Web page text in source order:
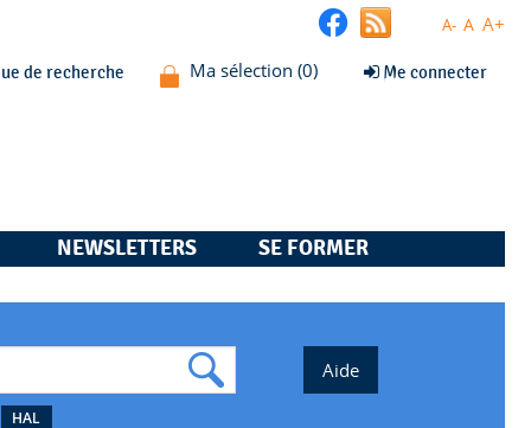
A- A A+
de recherche Me connecter
NEWSLETTERS SE FORMER
HAL